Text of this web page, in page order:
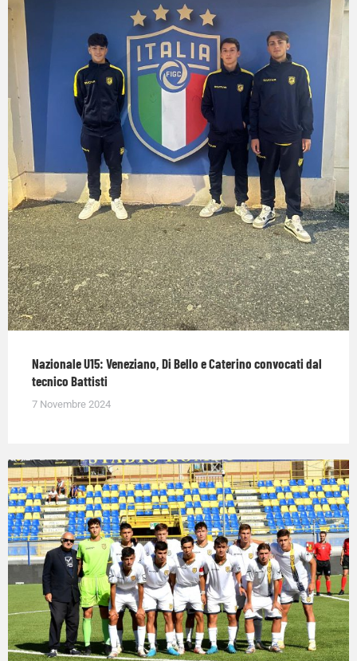
Nazionale U15: Veneziano, Di Bello e Caterino convocati dal
tecnico Battisti
7 Novembre 2024